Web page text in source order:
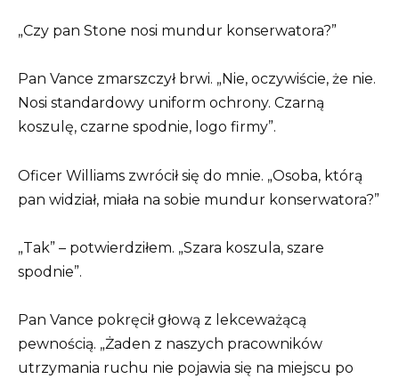
„Czy pan Stone nosi mundur konserwatora?”
Pan Vance zmarszczył brwi. „Nie, oczywiście, że nie.
Nosi standardowy uniform ochrony. Czarną
koszulę, czarne spodnie, logo firmy”.
Oficer Williams zwrócił się do mnie. „Osoba, którą
pan widział, miała na sobie mundur konserwatora?”
„Tak” – potwierdziłem. „Szara koszula, szare
spodnie”.
Pan Vance pokręcił głową z lekceważącą
pewnością. „Żaden z naszych pracowników
utrzymania ruchu nie pojawia się na miejscu po